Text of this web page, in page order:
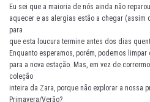
Eu sei que a maioria de nós ainda não
aquecer e as alergias estão a chegar (assim
para
que esta loucura termine antes dos dias
Enquanto esperamos, porém, podemos
para a nova estação. Mas, em vez de
coleção
inteira da Zara, porque não explorar a nossa
Primavera/Verão?